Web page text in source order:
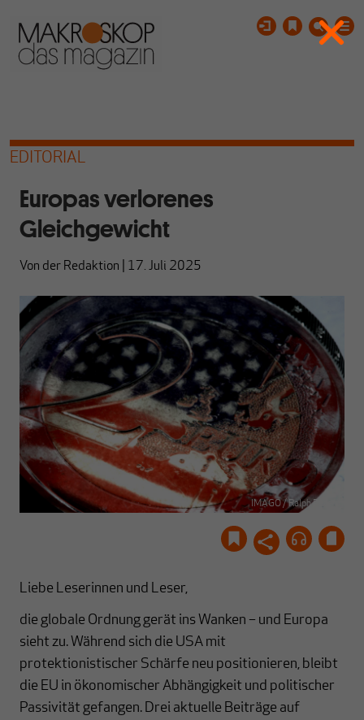
EDITORIAL
Europas verlorenes
Gleichgewicht
Von der Redaktion 17. Juli 2025
IMAGO / Ralph Peters
Liebe Leserinnen und Leser,
die globale Ordnung gerät ins Wanken – und Europa
sieht zu. Während sich die USA mit
protektionistischer Schärfe neu positionieren, bleibt
die EU in ökonomischer Abhängigkeit und politischer
Passivität gefangen. Drei aktuelle Beiträge auf